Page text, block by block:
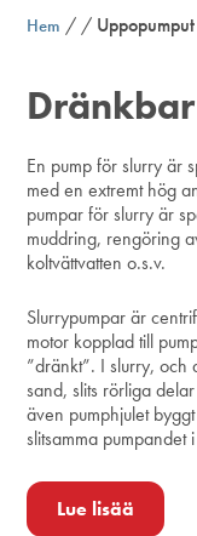
Hem / / Uppopumput
En pump för slurry är
med en extremt hög
pumpar för slurry är
muddring, rengöring
koltvättvatten o.s.v.
Slurrypumpar är
motor kopplad till
”dränkt”. I slurry,
sand, slits rörliga
även pumphjulet
slitsamma pumpandet
Lue lisää